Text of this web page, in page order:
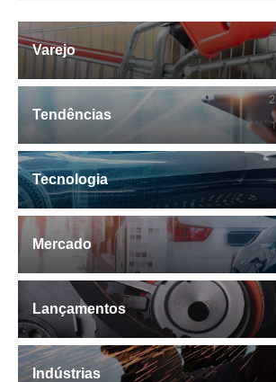
Varejo
Tendências
Tecnologia
Mercado
Lançamentos
Indústrias